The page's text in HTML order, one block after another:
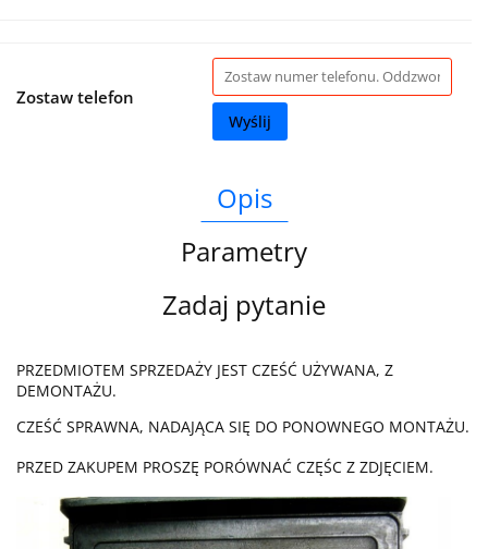
Zostaw telefon
Wyślij
Opis
Parametry
Zadaj pytanie
PRZEDMIOTEM SPRZEDAŻY JEST CZEŚĆ UŻYWANA, Z
DEMONTAŻU.
CZEŚĆ SPRAWNA, NADAJĄCA SIĘ DO PONOWNEGO MONTAŻU.
PRZED ZAKUPEM PROSZĘ PORÓWNAĆ CZĘŚC Z ZDJĘCIEM.